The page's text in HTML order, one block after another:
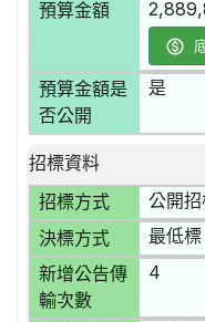
預算金額
預算金額是
否公開
是
招標資料
招標方式
公開
決標方式 最低標
新增公告傳
輸次數
4